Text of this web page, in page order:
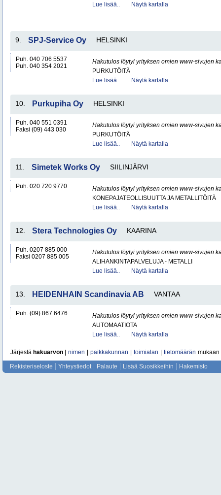
Lue lisää..
Näytä kartalla
9. SPJ-Service Oy HELSINKI
Puh. 040 706 5537
Puh. 040 354 2021
Hakutulos löytyi yrityksen omien www-sivujen
PURKUTÖITÄ
Lue lisää..
Näytä kartalla
10. Purkupiha Oy HELSINKI
Puh. 040 551 0391
Faksi (09) 443 030
Hakutulos löytyi yrityksen omien www-sivujen
PURKUTÖITÄ
Lue lisää..
Näytä kartalla
11. Simetek Works Oy SIILINJÄRVI
Puh. 020 720 9770
Hakutulos löytyi yrityksen omien www-sivujen
KONEPAJATEOLLISUUTTA JA METALLITÖITÄ
Lue lisää..
Näytä kartalla
12. Stera Technologies Oy KAARINA
Puh. 0207 885 000
Faksi 0207 885 005
Hakutulos löytyi yrityksen omien www-sivujen
ALIHANKINTAPALVELUJA - METALLI
Lue lisää..
Näytä kartalla
13. HEIDENHAIN Scandinavia AB VANTAA
Puh. (09) 867 6476
Hakutulos löytyi yrityksen omien www-sivujen
AUTOMAATIOTA
Lue lisää..
Näytä kartalla
Järjestä hakuarvon nimen paikkakunnan toimialan tietomäärän mukaan
Rekisteriseloste Yhteystiedot Palaute Lisää Suosikkeihin Hakemisto